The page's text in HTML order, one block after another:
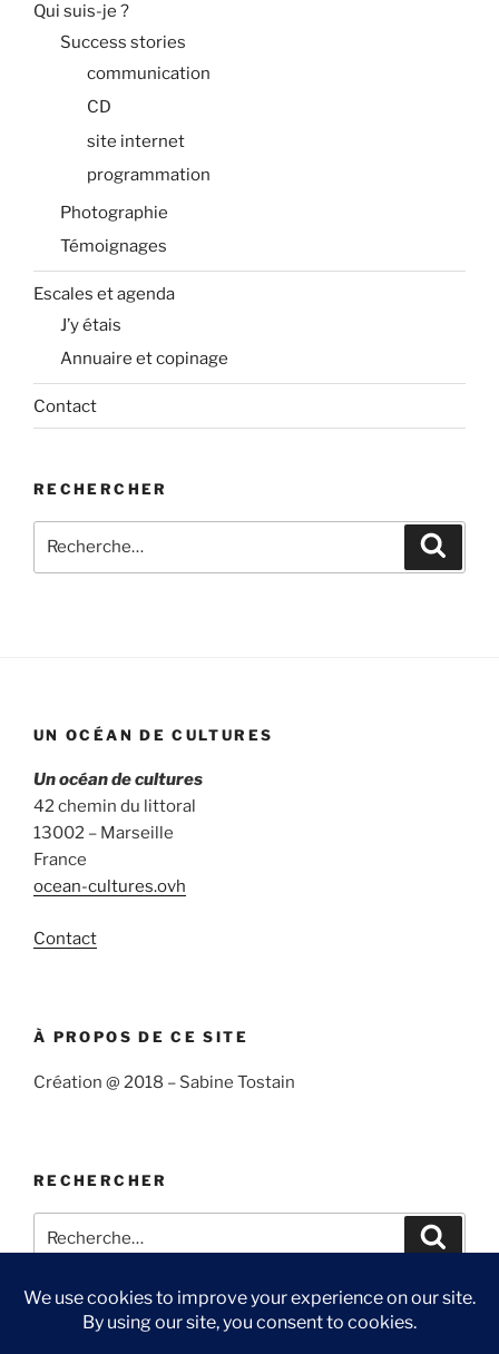
Qui suis-je ?
Success stories
communication
CD
site internet
programmation
Photographie
Témoignages
Escales et agenda
J’y étais
Annuaire et copinage
Contact
RECHERCHER
pour
UN OCÉAN DE CULTURES
Un océan de cultures
42 chemin du littoral
13002 – Marseille
France
ocean-cultures.ovh
Contact
À PROPOS DE CE SITE
Création @ 2018 – Sabine Tostain
RECHERCHER
pour